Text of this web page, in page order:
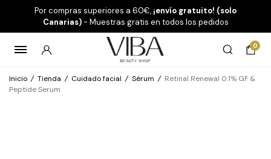
Por compras superiores a 60€, ¡envío gratuito! (solo
Canarias)- Muestras gratis en todos los pedidos
0
Inicio / Tienda / Cuidado facial / Sérum / Retinal Renewal 0.1% GF &
Peptide Serum